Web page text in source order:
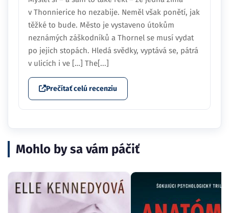
v Thonnierice ho nezabije. Neměl však ponětí, jak
těžké to bude. Město je vystaveno útokům
neznámých záškodníků a Thornel se musí vydat
po jejich stopách. Hledá svědky, vyptává se, pátrá
v ulicích i ve […] The[...]
Prečítať celú recenziu
Mohlo by sa vám páčiť